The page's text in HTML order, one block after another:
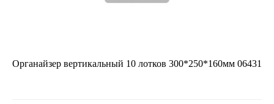
Органайзер вертикальный 10 лотков 300*250*160мм 06431